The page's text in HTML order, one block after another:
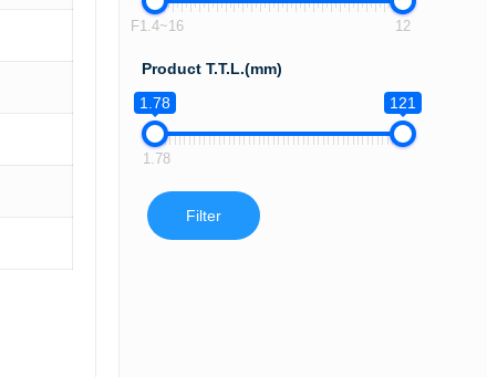
F1.4~16 12
Product T.T.L.(mm)
1.78
121
1.78
Filter